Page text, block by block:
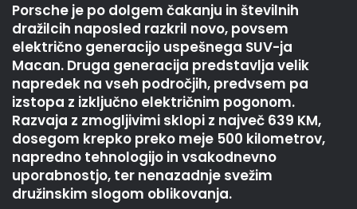
Porsche je po dolgem čakanju in številnih
dražilcih naposled razkril novo, povsem
električno generacijo uspešnega SUV-ja
Macan. Druga generacija predstavlja velik
napredek na vseh področjih, predvsem pa
izstopa z izključno električnim pogonom.
Razvaja z zmogljivimi sklopi z največ 639 KM,
dosegom krepko preko meje 500 kilometrov,
napredno tehnologijo in vsakodnevno
uporabnostjo, ter nenazadnje svežim
družinskim slogom oblikovanja.